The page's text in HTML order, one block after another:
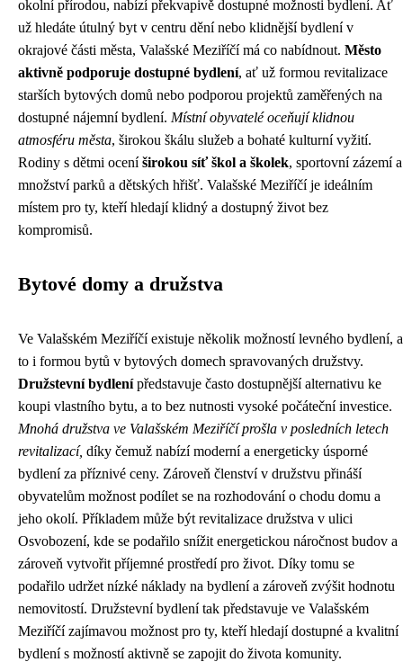
okolní přírodou, nabízí překvapivě dostupné možnosti bydlení. Ať
už hledáte útulný byt v centru dění nebo klidnější bydlení v
okrajové části města, Valašské Meziříčí má co nabídnout. Město
aktivně podporuje dostupné bydlení, ať už formou revitalizace
starších bytových domů nebo podporou projektů zaměřených na
dostupné nájemní bydlení. Místní obyvatelé oceňují klidnou
atmosféru města, širokou škálu služeb a bohaté kulturní vyžití.
Rodiny s dětmi oceníširokou síť škol a školek, sportovní zázemí a
množství parků a dětských hřišť. Valašské Meziříčí je ideálním
místem pro ty, kteří hledají klidný a dostupný život bez
kompromisů.
Bytové domy a družstva
Ve Valašském Meziříčí existuje několik možností levného bydlení, a
to i formou bytů v bytových domech spravovaných družstvy.
Družstevní bydlenípředstavuje často dostupnější alternativu ke
koupi vlastního bytu, a to bez nutnosti vysoké počáteční investice.
Mnohá družstva ve Valašském Meziříčí prošla v posledních letech
revitalizací, díky čemuž nabízí moderní a energeticky úsporné
bydlení za příznivé ceny. Zároveň členství v družstvu přináší
obyvatelům možnost podílet se na rozhodování o chodu domu a
jeho okolí. Příkladem může být revitalizace družstva v ulici
Osvobození, kde se podařilo snížit energetickou náročnost budov a
zároveň vytvořit příjemné prostředí pro život. Díky tomu se
podařilo udržet nízké náklady na bydlení a zároveň zvýšit hodnotu
nemovitostí. Družstevní bydlení tak představuje ve Valašském
Meziříčí zajímavou možnost pro ty, kteří hledají dostupné a kvalitní
bydlení s možností aktivně se zapojit do života komunity.